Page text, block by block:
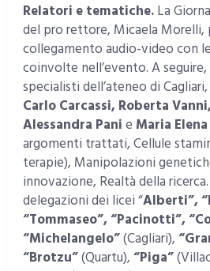
Relatori e tematiche.La
del pro rettore, Micaela Morelli,
collegamento audio-video con
coinvolte nell’evento. A
specialisti dell’ateneo di Cagliari,
Carlo Carcassi, Roberta
Alessandra Panie Maria
argomenti trattati, Cellule
terapie), Manipolazioni
innovazione, Realtà della
delegazioni dei licei “Alberti”,
“Tommaseo”, “Pacinotti”,
“Michelangelo”(Cagliari),
“Brotzu”(Quartu),“Piga”